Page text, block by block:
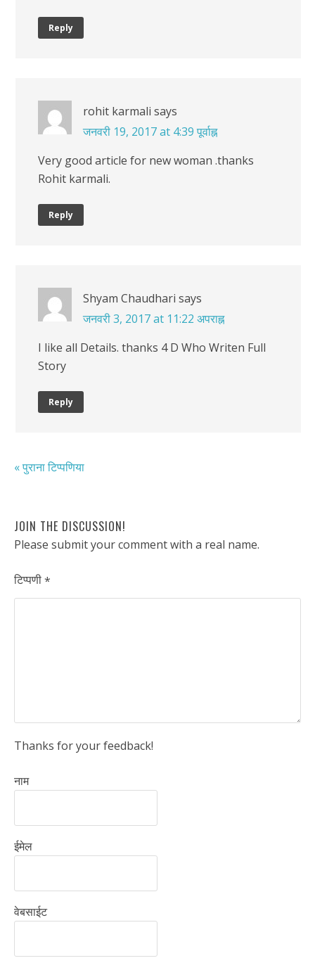
Reply
rohit karmali says
जनवरी 19, 2017 at 4:39 पूर्वाह्न
Very good article for new woman .thanks
Rohit karmali.
Reply
Shyam Chaudhari says
जनवरी 3, 2017 at 11:22 अपराह्न
I like all Details. thanks 4 D Who Writen Full
Story
Reply
« पुराना टिप्पणिया
JOIN THE DISCUSSION!
Please submit your comment with a real name.
टिप्पणी*
Thanks for your feedback!
नाम
ईमेल
वेबसाईट